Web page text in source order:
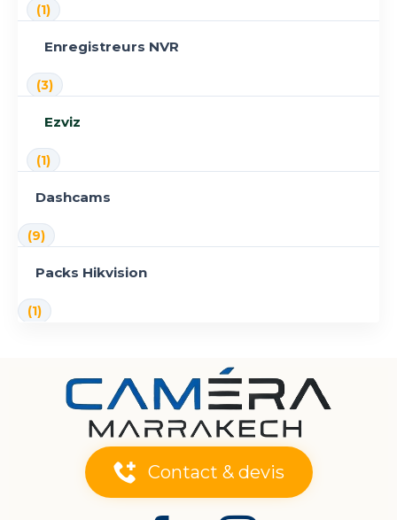
(1)
Enregistreurs NVR
(3)
Ezviz
(1)
Dashcams
(9)
Packs Hikvision
(1)
Contact & devis